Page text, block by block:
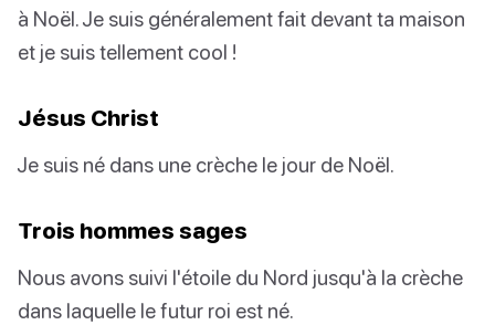
à Noël. Je suis généralement fait devant ta maison
et je suis tellement cool !
Jésus Christ
Je suis né dans une crèche le jour de Noël.
Trois hommes sages
Nous avons suivi l'étoile du Nord jusqu'à la crèche
dans laquelle le futur roi est né.